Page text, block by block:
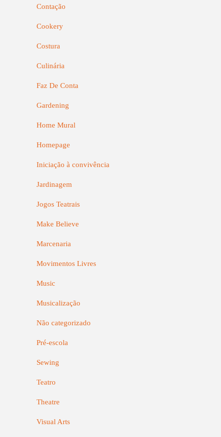
Contação
Cookery
Costura
Culinária
Faz De Conta
Gardening
Home Mural
Homepage
Iniciação à convivência
Jardinagem
Jogos Teatrais
Make Believe
Marcenaria
Movimentos Livres
Music
Musicalização
Não categorizado
Pré-escola
Sewing
Teatro
Theatre
Visual Arts